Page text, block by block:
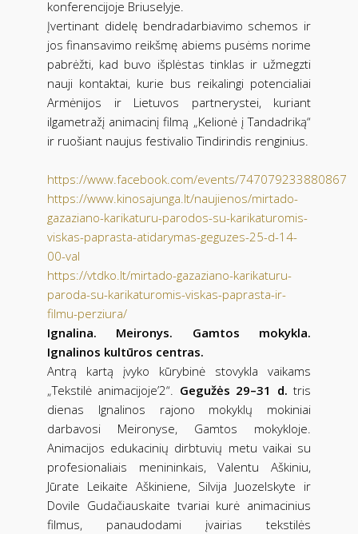
konferencijoje Briuselyje.
Įvertinant didelę bendradarbiavimo schemos ir
jos finansavimo reikšmę abiems pusėms norime
pabrėžti, kad buvo išplėstas tinklas ir užmegzti
nauji kontaktai, kurie bus reikalingi potencialiai
Armėnijos ir Lietuvos partnerystei, kuriant
ilgametražį animacinį filmą „Kelionė į Tandadriką“
ir ruošiant naujus festivalio Tindirindis renginius.
https://www.facebook.com/events/747079233880867
https://www.kinosajunga.lt/naujienos/mirtado-
gazaziano-karikaturu-parodos-su-karikaturomis-
viskas-paprasta-atidarymas-geguzes-25-d-14-
00-val
https://vtdko.lt/mirtado-gazaziano-karikaturu-
paroda-su-karikaturomis-viskas-paprasta-ir-
filmu-perziura/
Ignalina. Meironys. Gamtos mokykla.
Ignalinos kultūros centras.
Antrą kartą įvyko kūrybinė stovykla vaikams
„Tekstilė animacijoje’2“. Gegužės 29–31 d. tris
dienas Ignalinos rajono mokyklų mokiniai
darbavosi Meironyse, Gamtos mokykloje.
Animacijos edukacinių dirbtuvių metu vaikai su
profesionaliais menininkais, Valentu Aškiniu,
Jūrate Leikaite Aškiniene, Silvija Juozelskyte ir
Dovile Gudačiauskaite tvariai kurė animacinius
filmus, panaudodami įvairias tekstilės